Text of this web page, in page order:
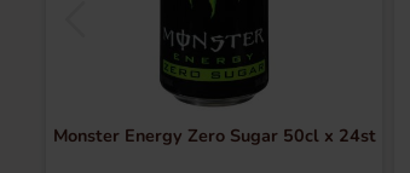
Monster Energy Zero Sugar 50cl x 24st